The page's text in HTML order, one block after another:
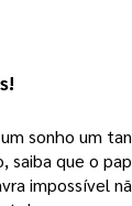
sonho um
saiba que o
impossível